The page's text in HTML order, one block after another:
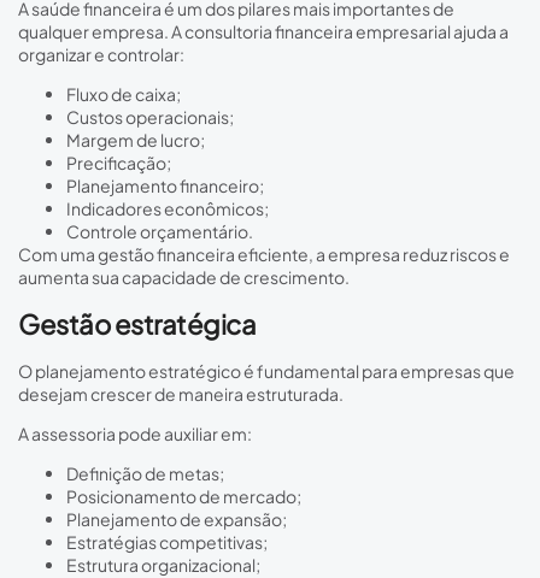
A saúde financeira é um dos pilares mais importantes de
qualquer empresa. A consultoria financeira empresarial ajuda a
organizar e controlar:
Fluxo de caixa;
Custos operacionais;
Margem de lucro;
Precificação;
Planejamento financeiro;
Indicadores econômicos;
Controle orçamentário.
Com uma gestão financeira eficiente, a empresa reduz riscos e
aumenta sua capacidade de crescimento.
Gestão estratégica
O planejamento estratégico é fundamental para empresas que
desejam crescer de maneira estruturada.
A assessoria pode auxiliar em:
Definição de metas;
Posicionamento de mercado;
Planejamento de expansão;
Estratégias competitivas;
Estrutura organizacional;